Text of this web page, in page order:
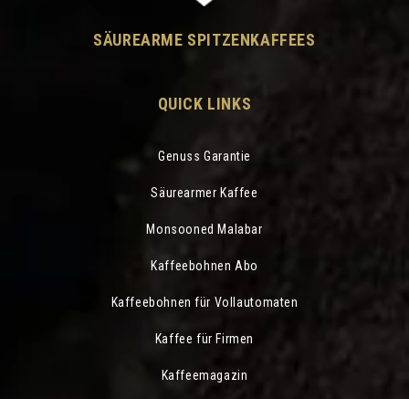
SÄUREARME SPITZENKAFFEES
QUICK LINKS
Genuss Garantie
Säurearmer Kaffee
Monsooned Malabar
Kaffeebohnen Abo
Kaffeebohnen für Vollautomaten
Kaffee für Firmen
Kaffeemagazin